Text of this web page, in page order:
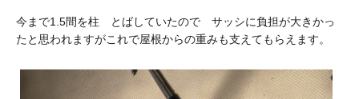
今まで1.5間を柱 とばしていたので サッシに負担が大きかっ
たと思われますがこれで屋根からの重みも支えてもらえます。